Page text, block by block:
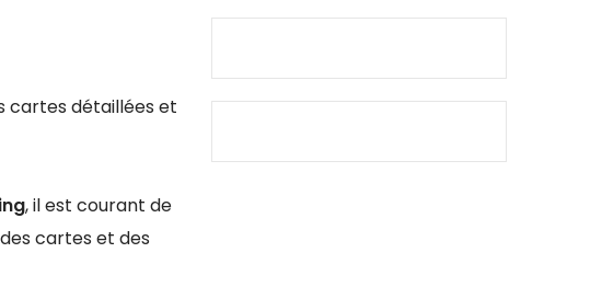
cartes détaillées et
, il est courant de
cartes et des